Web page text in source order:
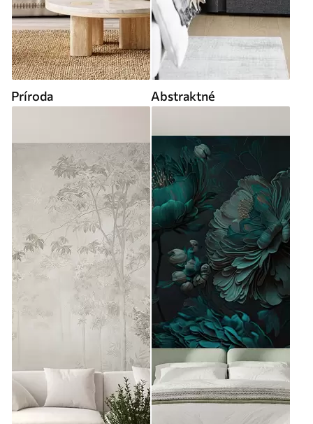
Príroda Abstraktné